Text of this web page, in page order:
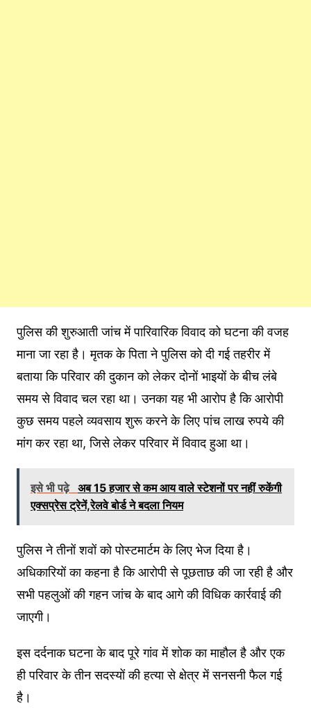
पुलिस की शुरुआती जांच में पारिवारिक विवाद को घटना की वजह
माना जा रहा है। मृतक के पिता ने पुलिस को दी गई तहरीर में
बताया कि परिवार की दुकान को लेकर दोनों भाइयों के बीच लंबे
समय से विवाद चल रहा था। उनका यह भी आरोप है कि आरोपी
कुछ समय पहले व्यवसाय शुरू करने के लिए पांच लाख रुपये की
मांग कर रहा था, जिसे लेकर परिवार में विवाद हुआ था।
इसे भी पढ़े अब 15 हजार से कम आय वाले स्टेशनों पर नहीं रुकेंगी
एक्सप्रेस ट्रेनें,रेलवे बोर्ड ने बदला नियम
पुलिस ने तीनों शवों को पोस्टमार्टम के लिए भेज दिया है।
अधिकारियों का कहना है कि आरोपी से पूछताछ की जा रही है और
सभी पहलुओं की गहन जांच के बाद आगे की विधिक कार्रवाई की
जाएगी।
इस दर्दनाक घटना के बाद पूरे गांव में शोक का माहौल है और एक
ही परिवार के तीन सदस्यों की हत्या से क्षेत्र में सनसनी फैल गई
है।